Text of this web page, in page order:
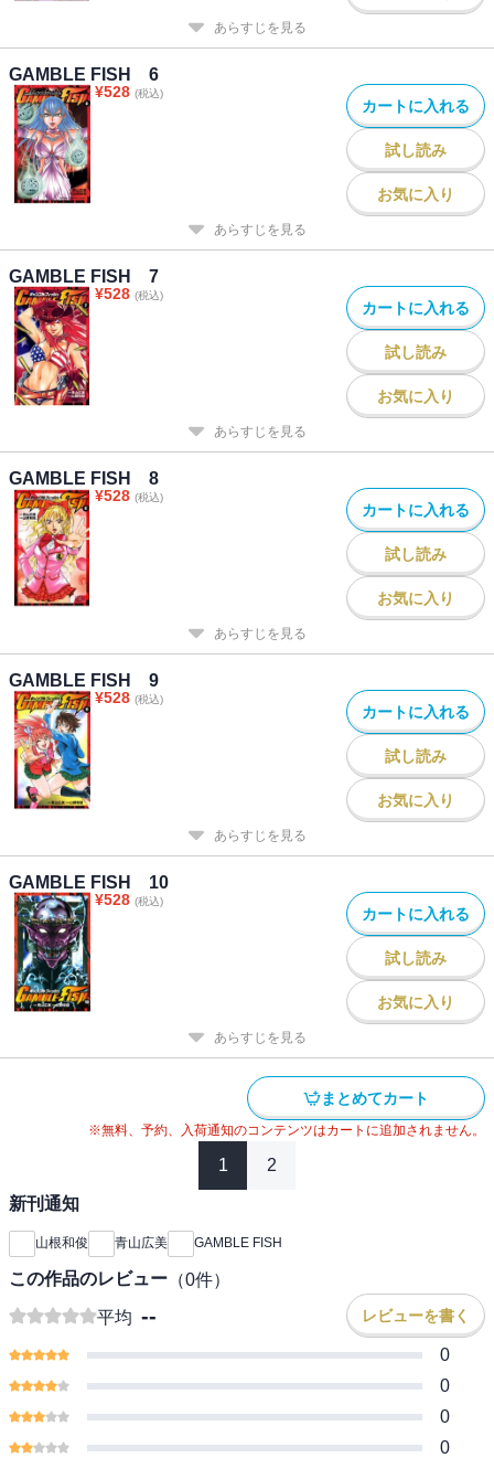
あらすじを見る
GAMBLE FISH 6
¥528 (税込)
カートに入れる
試し読み
お気に入り
あらすじを見る
GAMBLE FISH 7
¥528 (税込)
カートに入れる
試し読み
お気に入り
あらすじを見る
GAMBLE FISH 8
¥528 (税込)
カートに入れる
試し読み
お気に入り
あらすじを見る
GAMBLE FISH 9
¥528 (税込)
カートに入れる
試し読み
お気に入り
あらすじを見る
GAMBLE FISH 10
¥528 (税込)
カートに入れる
試し読み
お気に入り
あらすじを見る
まとめてカート
※無料、予約、入荷通知のコンテンツはカートに追加されません。
1 2
新刊通知
山根和俊 青山広美 GAMBLE FISH
この作品のレビュー （0件）
平均 -- レビューを書く
0
0
0
0